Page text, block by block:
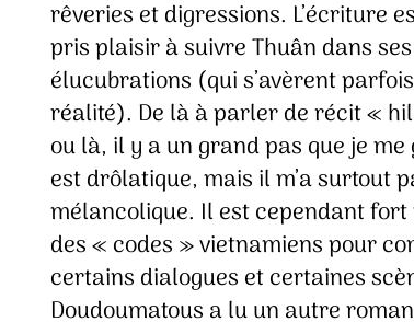
rêveries et digressions. L’écriture
pris plaisir à suivre Thuân dans
élucubrations (qui s’avèrent
réalité). De là à parler de récit «
ou là, il y a un grand pas que je
est drôlatique, mais il m’a surtout
mélancolique. Il est cependant fort
des « codes » vietnamiens pour
certains dialogues et certaines
Doudoumatous a lu un autre